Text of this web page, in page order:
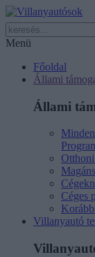
Menü
Főoldal
Állami
Állami
Céges
Villanyautó